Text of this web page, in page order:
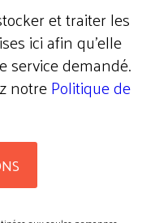
et traiter les
ici afin qu’elle
service demandé.
notrePolitique de